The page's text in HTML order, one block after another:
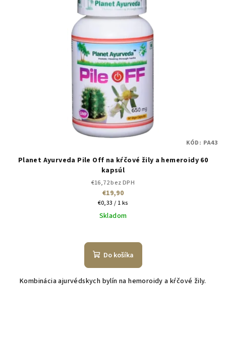
Planet Ayurveda Pile Off na kŕčové žily a hemeroidy 60
kapsúl
€16,72 bez DPH
€19,90
Jednotková
cena:
€0,33 / 1 ks
Skladom
Do košíka
Kombinácia ajurvédskych bylín na hemoroidy a kŕčové žily.
KÓD: PA43